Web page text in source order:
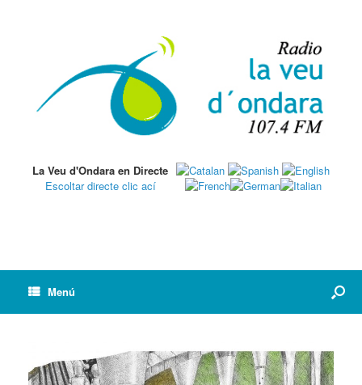
La Veu d'Ondara en Directe
Escoltar directe clic ací
Menú